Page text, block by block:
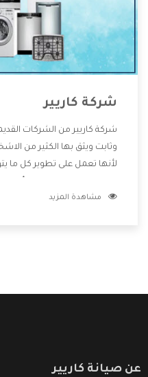
شركة كاريير
شركة كاريير من الشركات
وثابت ويثق بها الكثير من
لأنها تعمل على تطوير كل ما
وتقدم للعملاء أقوى العروض
مشاهدة المزيد
عن صيانة كاريير